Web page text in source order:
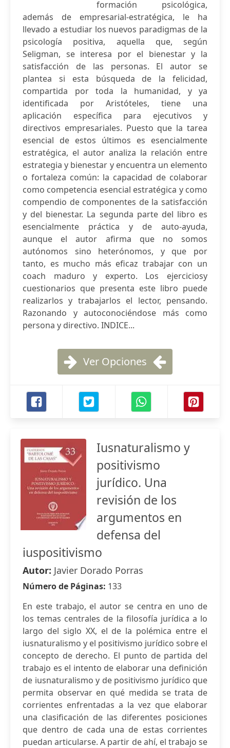
formación psicológica,
además de empresarial-estratégica, le ha
llevado a estudiar los nuevos paradigmas de la
psicología positiva, aquella que, según
Seligman, se interesa por el bienestar y la
satisfacción de las personas. El autor se
plantea si esta búsqueda de la felicidad,
compartida por toda la humanidad, y ya
identificada por Aristóteles, tiene una
aplicación específica para ejecutivos y
directivos empresariales. Puesto que la tarea
esencial de estos últimos es esencialmente
estratégica, el autor analiza la relación entre
estrategia y bienestar y encuentra un elemento
o fortaleza común: la capacidad de colaborar
como competencia esencial estratégica y como
compendio de componentes de la satisfacción
y del bienestar. La segunda parte del libro es
esencialmente práctica y de auto-ayuda,
aunque el autor afirma que no somos
autónomos sino heterónomos, y que por
tanto, es mucho más eficaz trabajar con un
coach maduro y experto. Los ejerciciosy
cuestionarios que presenta este libro puede
realizarlos y trabajarlos el lector, pensando.
Razonando y autoconociéndose más como
persona y directivo. INDICE...
Ver Opciones
Iusnaturalismo y
positivismo
jurídico. Una
revisión de los
argumentos en
defensa del
iuspositivismo
Autor: Javier Dorado Porras
Número de Páginas: 133
En este trabajo, el autor se centra en uno de
los temas centrales de la filosofía jurídica a lo
largo del siglo XX, el de la polémica entre el
iusnaturalismo y el positivismo jurídico sobre el
concepto de derecho. El punto de partida del
trabajo es el intento de elaborar una definición
de iusnaturalismo y de positivismo jurídico que
permita observar en qué medida se trata de
corrientes enfrentadas a la vez que elaborar
una clasificación de las diferentes posiciones
que dentro de cada una de estas corrientes
puedan articularse. A partir de ahí, el trabajo se